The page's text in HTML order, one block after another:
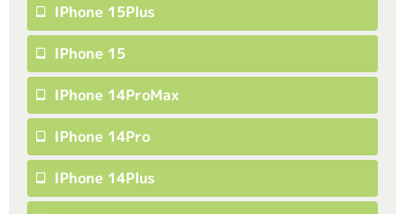
IPhone 15Plus
IPhone 15
IPhone 14ProMax
IPhone 14Pro
IPhone 14Plus